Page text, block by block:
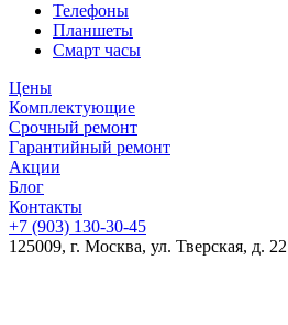
Телефоны
Планшеты
Смарт часы
Цены
Комплектующие
Срочный ремонт
Гарантийный ремонт
Акции
Блог
Контакты
+7 (903) 130-30-45
125009, г. Москва, ул. Тверская, д. 22